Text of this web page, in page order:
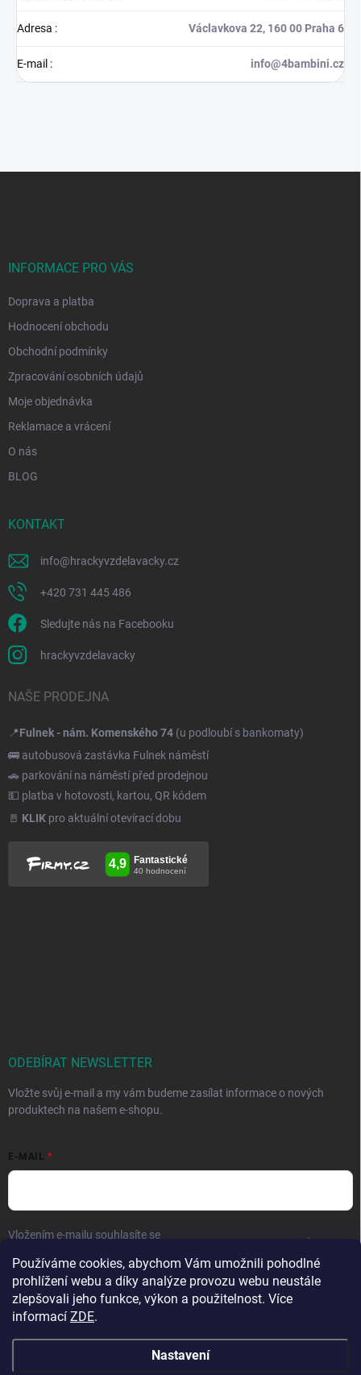
Používáme cookies, abychom Vám umožnili pohodlné
prohlížení webu a díky analýze provozu webu neustále
zlepšovali jeho funkce, výkon a použitelnost. Více
informací ZDE.
Nastavení
Adresa : Václavkova 22, 160 00 Praha 6
E-mail : info@4bambini.cz
INFORMACE PRO VÁS
Doprava a platba
Hodnocení obchodu
Obchodní podmínky
Zpracování osobních údajů
Moje objednávka
Reklamace a vrácení
O nás
BLOG
KONTAKT
info@hrackyvzdelavacky.cz
+420 731 445 486
Sledujte nás na Facebooku
hrackyvzdelavacky
NAŠE PRODEJNA
📍Fulnek - nám. Komenského 74 (u podloubí s bankomaty)
🚌 autobusová zastávka Fulnek náměstí
🚗 parkování na náměstí před prodejnou
💵 platba v hotovosti, kartou, QR kódem
🚪 KLIK pro aktuální otevírací dobu
ODEBÍRAT NEWSLETTER
Vložte svůj e-mail a my vám budeme zasílat informace o nových
produktech na našem e-shopu.
E-MAIL
Vložením e-mailu souhlasíte se .
Přihlásit se